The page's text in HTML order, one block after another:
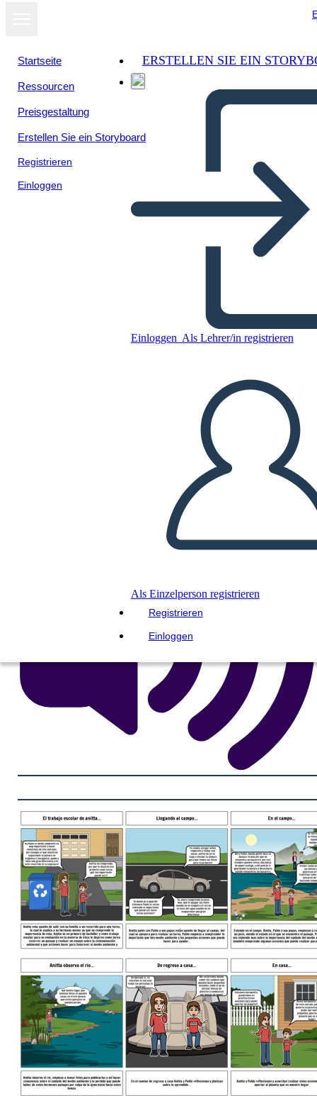
Startseite
Ressourcen
Preisgestaltung
Erstellen Sie ein Storyboard
Registrieren
Einloggen
ERSTELLEN SIE EIN
Einloggen Als Lehrer/in registrieren
Als Einzelperson registrieren
Registrieren
Einloggen
emi
Kopieren Sie dieses Storyboard
ERSTELLEN SIE EIN STORYBOARD
DIASHOW ABSPIELEN
LIES MIR VOR
Als Diashow
ansehen